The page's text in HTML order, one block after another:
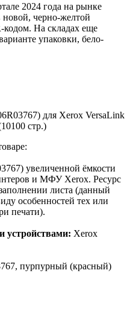
2024 года на рынке
черно-желтой
кодом. На складах еще
упаковки, бело-
для Xerox VersaLink
стр.)
увеличенной ёмкости
и МФУ Xerox. Ресурс
листа (данный
особенностей тех или
печати).
устройствами: Xerox
пурпурный (красный)